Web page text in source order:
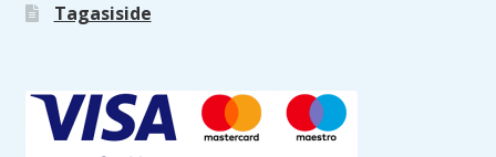
Tagasiside